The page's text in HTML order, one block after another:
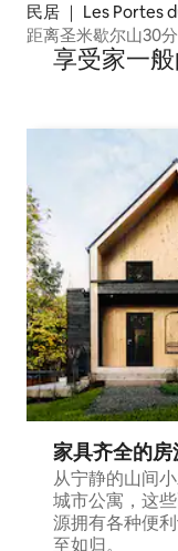
民居 ｜ Les Portes
距离圣米歇尔山30
享受家一
家具齐全的房
从宁静的山间
城市公寓，这
源拥有各种便
至如归。